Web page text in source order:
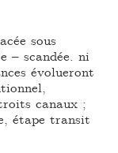
sous
– scandée. ni
évolueront
canaux ;
étape transit